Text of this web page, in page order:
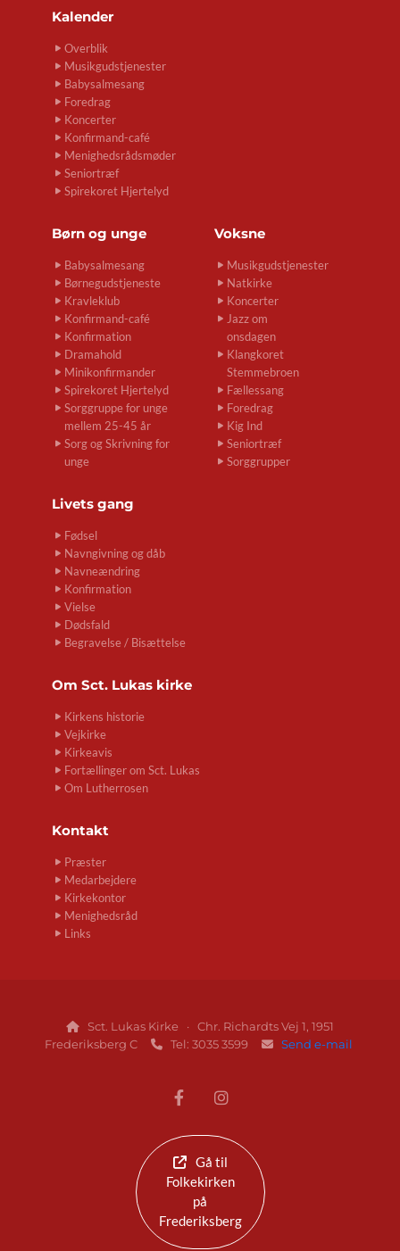
Kalender
Overblik
Musikgudstjenester
Babysalmesang
Foredrag
Koncerter
Konfirmand-café
Menighedsrådsmøder
Seniortræf
Spirekoret Hjertelyd
Børn og unge
Babysalmesang
Børnegudstjeneste
Kravleklub
Konfirmand-café
Konfirmation
Dramahold
Minikonfirmander
Spirekoret Hjertelyd
Sorggruppe for unge
mellem 25-45 år
Sorg og Skrivning for
unge
Voksne
Musikgudstjenester
Natkirke
Koncerter
Jazz om
onsdagen
Klangkoret
Stemmebroen
Fællessang
Foredrag
Kig Ind
Seniortræf
Sorggrupper
Livets gang
Fødsel
Navngivning og dåb
Navneændring
Konfirmation
Vielse
Dødsfald
Begravelse / Bisættelse
Om Sct. Lukas kirke
Kirkens historie
Vejkirke
Kirkeavis
Fortællinger om Sct. Lukas
Om Lutherrosen
Kontakt
Præster
Medarbejdere
Kirkekontor
Menighedsråd
Links

Sct. Lukas Kirke · Chr. Richardts Vej 1, 1951
Frederiksberg C
 Tel: 3035 3599  Send e-mail
Gå til
Folkekirken
på
Frederiksberg